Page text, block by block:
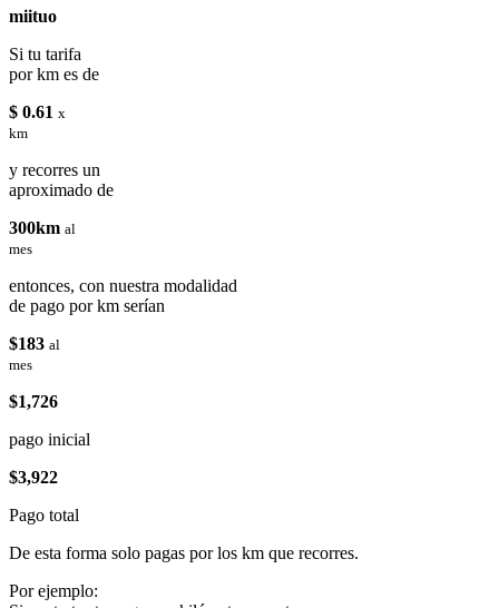
miituo
Si tu tarifa
por km es de
$ 0.61 x
km
y recorres un
aproximado de
300km al
mes
entonces, con nuestra modalidad
de pago por km serían
$183 al
mes
$1,726
pago inicial
$3,922
Pago total
De esta forma solo pagas por los km que recorres.
Por ejemplo: